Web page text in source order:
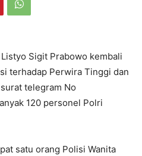
Sigit Prabowo kembali
terhadap Perwira Tinggi dan
telegram No
120 personel Polri
satu orang Polisi Wanita